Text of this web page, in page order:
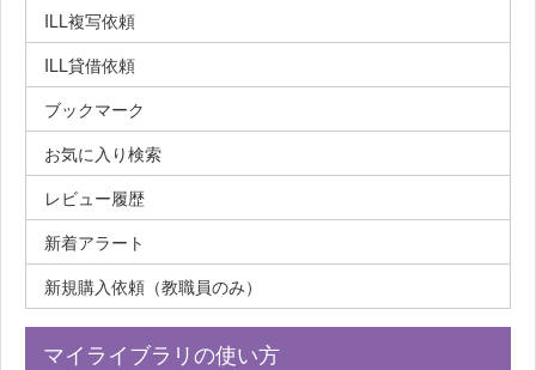
ILL複写依頼
ILL貸借依頼
ブックマーク
お気に入り検索
レビュー履歴
新着アラート
新規購入依頼（教職員のみ）
マイライブラリの使い方